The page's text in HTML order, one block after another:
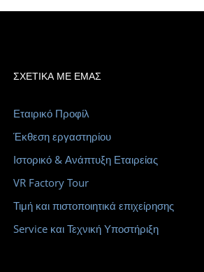
ΣΧΕΤΙΚΆ ΜΕ ΕΜΆΣ
Εταιρικό Προφίλ
Έκθεση εργαστηρίου
Ιστορικό & Ανάπτυξη Εταιρείας
VR Factory Tour
Τιμή και πιστοποιητικά επιχείρησης
Service και Τεχνική Υποστήριξη